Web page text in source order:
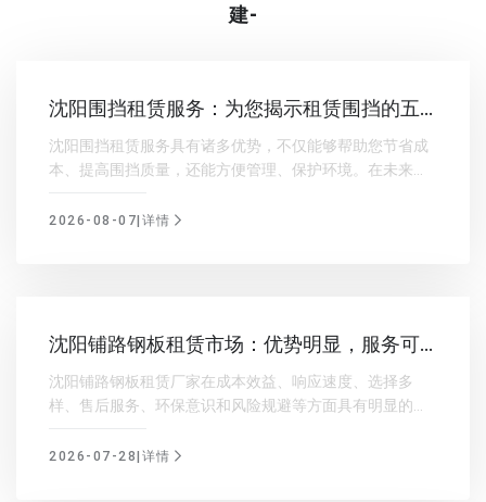
建-
沈阳围挡租赁服务：为您揭示租赁围挡的五
大优势
沈阳围挡租赁服务具有诸多优势，不仅能够帮助您节省成
本、提高围挡质量，还能方便管理、保护环境。在未来的
念，为我国城市建设贡献力量。
2026-08-07|详情
沈阳铺路钢板租赁市场：优势明显，服务可
靠
沈阳铺路钢板租赁厂家在成本效益、响应速度、选择多
样、售后服务、环保意识和风险规避等方面具有明显的优
提供了可靠的服务保障。
2026-07-28|详情